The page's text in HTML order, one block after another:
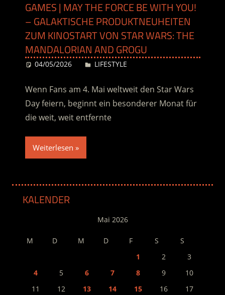
GAMES | MAY THE FORCE BE WITH YOU!
– GALAKTISCHE PRODUKTNEUHEITEN
ZUM KINOSTART VON STAR WARS: THE
MANDALORIAN AND GROGU
04/05/2026 Desiree
LIFESTYLE
Wenn Fans am 4. Mai weltweit den Star Wars
Day feiern, beginnt ein besonderer Monat für
die weit, weit entfernte
Weiterlesen
KALENDER
Mai 2026
M D M D F S
S
1
2
3
4
5 6 7 8 9
10
11
12 13 14 15 16
17